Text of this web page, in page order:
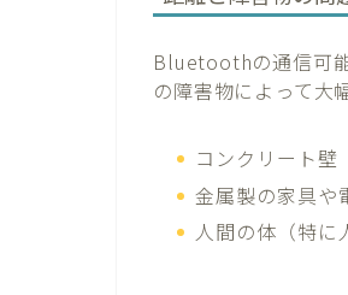
Bluetoothの通信可
の障害物によって大
コンクリート壁
金属製の家具や
人間の体（特に